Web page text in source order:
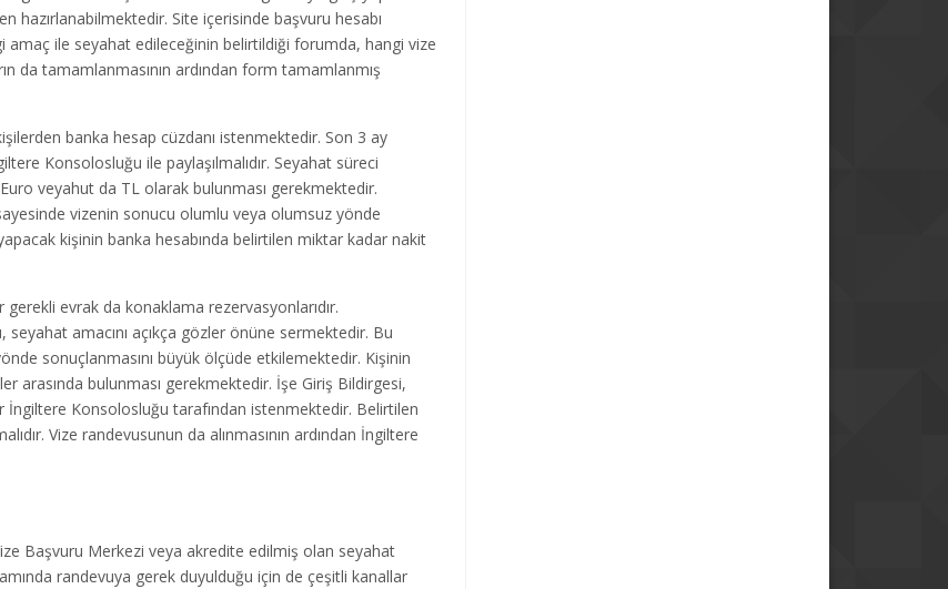
hazırlanabilmektedir. Site içerisinde başvuru hesabı
ile seyahat edileceğinin belirtildiği forumda, hangi vize
da tamamlanmasının ardından form tamamlanmış
banka hesap cüzdanı istenmektedir. Son 3 ay
Konsolosluğu ile paylaşılmalıdır. Seyahat süreci
veyahut da TL olarak bulunması gerekmektedir.
vizenin sonucu olumlu veya olumsuz yönde
kişinin banka hesabında belirtilen miktar kadar nakit
evrak da konaklama rezervasyonlarıdır.
seyahat amacını açıkça gözler önüne sermektedir. Bu
sonuçlanmasını büyük ölçüde etkilemektedir. Kişinin
arasında bulunması gerekmektedir. İşe Giriş Bildirgesi,
Konsolosluğu tarafından istenmektedir. Belirtilen
Vize randevusunun da alınmasının ardından İngiltere
Başvuru Merkezi veya akredite edilmiş olan seyahat
randevuya gerek duyulduğu için de çeşitli kanallar